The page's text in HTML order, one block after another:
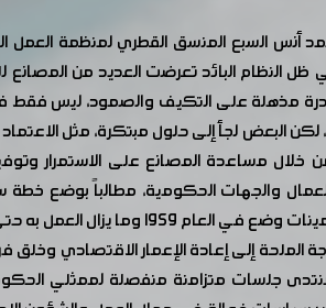
أنس السبع المنسق القطري لمنظمة
النظام البائد تعرضت العديد من المصانع
قدرة مذهلة على التكيف والصمود، ليس فقط
البعض لجأ إلى حلول مبتكرة، مثل
خلال مساعدة المصانع على الاستمرار
العمال والجهات الحكومية، مطالباً بوضع
يزال العمل به حتى الأن.
الملحة إلى إعادة الإعمار الاقتصادي
جلسات متزامنة منفصلة لممثلي